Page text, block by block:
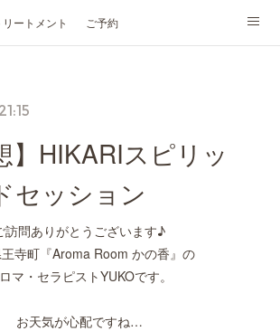
ートメント ご予約
】HIKARIスピリッ
セッション
訪問ありがとうございます♪
寺町『Aroma Room かの香』の
マ・セラピストYUKOです。
お天気が心配ですね…